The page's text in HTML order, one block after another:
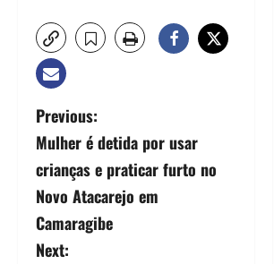
Previous:
Mulher é detida por usar
crianças e praticar furto no
Novo Atacarejo em
Camaragibe
Next: